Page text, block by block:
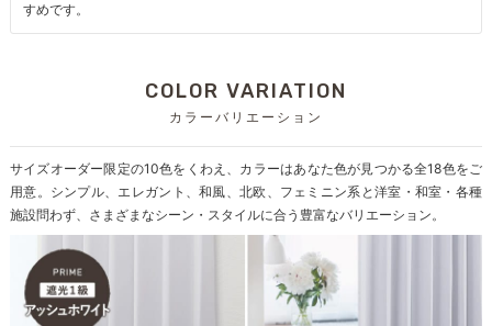
すめです。
COLOR VARIATION
カラーバリエーション
サイズオーダー限定の10色をくわえ、カラーはあなた色が見つかる全18色をご
用意。シンプル、エレガント、和風、北欧、フェミニン系と洋室・和室・各種
施設問わず、さまざまなシーン・スタイルに合う豊富なバリエーション。